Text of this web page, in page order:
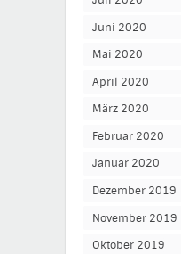
Juni 2020
Mai 2020
April 2020
März 2020
Februar 2020
Januar 2020
Dezember 2019
November 2019
Oktober 2019